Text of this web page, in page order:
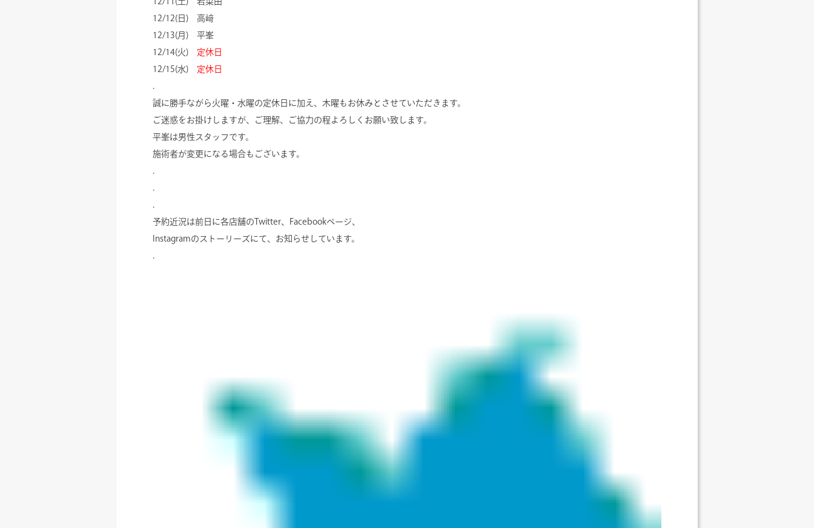
12/12(日) 高﨑
12/13(月) 平峯
12/14(火) 定休日
12/15(水) 定休日
.
誠に勝手ながら火曜・水曜の定休日に加え、木曜もお休みとさせていただきます。
ご迷惑をお掛けしますが、ご理解、ご協力の程よろしくお願い致します。
平峯は男性スタッフです。
施術者が変更になる場合もございます。
.
.
.
予約近況は前日に各店舗のTwitter、Facebookページ、
Instagramのストーリーズにて、お知らせしています。
.